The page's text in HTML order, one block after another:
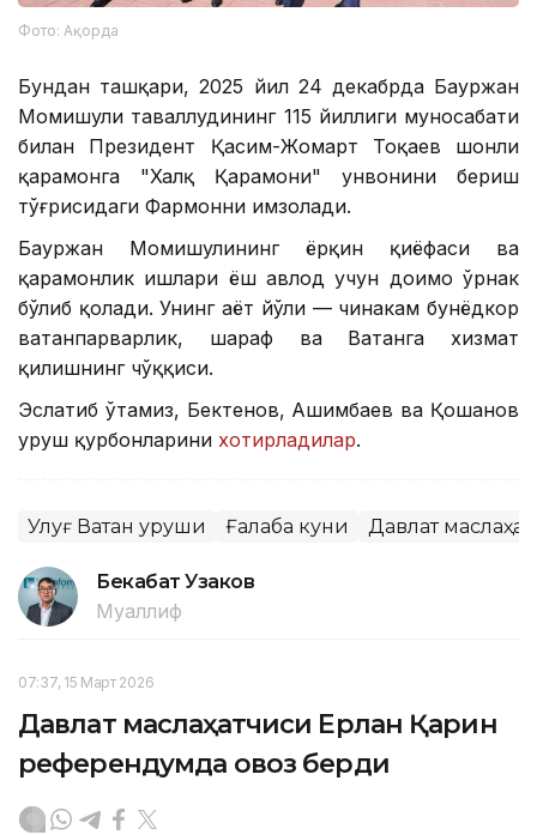
Фото: Ақорда
Бундан ташқари, 2025 йил 24 декабрда Бауржан
Момишули таваллудининг 115 йиллиги муносабати
билан Президент Қасим-Жомарт Тоқаев шонли
қаҳрамонга "Халқ Қаҳрамони" унвонини бериш
тўғрисидаги Фармонни имзолади.
Бауржан Момишулининг ёрқин қиёфаси ва
қаҳрамонлик ишлари ёш авлод учун доимо ўрнак
бўлиб қолади. Унинг ҳаёт йўли — чинакам бунёдкор
ватанпарварлик, шараф ва Ватанга хизмат
қилишнинг чўққиси.
Эслатиб ўтамиз, Бектенов, Ашимбаев ва Қошанов
уруш қурбонларини хотирладилар.
Улуғ Ватан уруши Ғалаба куни Давлат
Бекабат Узаков
Муаллиф
07:37, 15 Март 2026
Давлат маслаҳатчиси Ерлан Қарин
референдумда овоз берди